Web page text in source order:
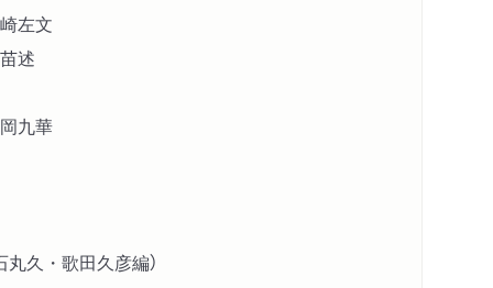
左文
述
九華
久・歌田久彦編）